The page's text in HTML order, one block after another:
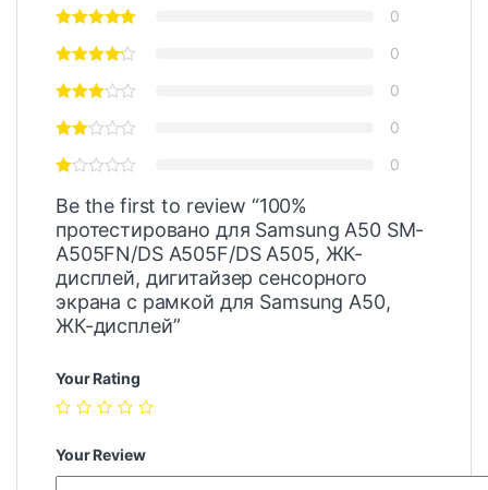
0
0
0
0
0
Be the first to review “100%
протестировано для Samsung A50 SM-
A505FN/DS A505F/DS A505, ЖК-
дисплей, дигитайзер сенсорного
экрана с рамкой для Samsung A50,
ЖК-дисплей”
Your Rating
Your Review